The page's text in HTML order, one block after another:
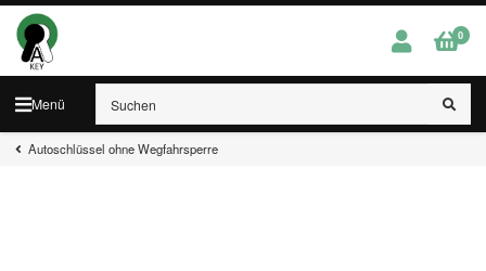
Menü
0
Autoschlüssel ohne Wegfahrsperre